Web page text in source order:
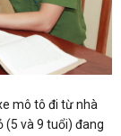
mô tô đi từ nhà
(5 và 9 tuổi) đang